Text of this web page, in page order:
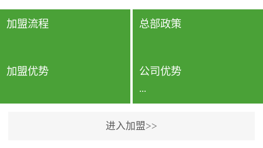
要。因为空间内人流携带
的、空气...
测结果可靠，远胜于其他
检测...
加盟流程 总部政策
加盟优势 公司优势
...
进入加盟>>